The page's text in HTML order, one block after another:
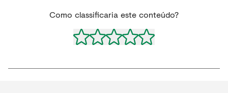
Como classificaria este conteúdo?